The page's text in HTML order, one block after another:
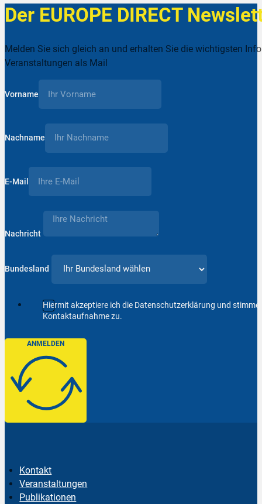
Der EUROPE DIRECT
Melden Sie sich gleich an und erhalten Sie die wichtigsten
Veranstaltungen als Mail
Vorname
Nachname
E-Mail
Nachricht
Bundesland
Hiermit akzeptiere ich die Datenschutzerklärung und
Kontaktaufnahme zu.
ANMELDEN
Kontakt
Veranstaltungen
Publikationen